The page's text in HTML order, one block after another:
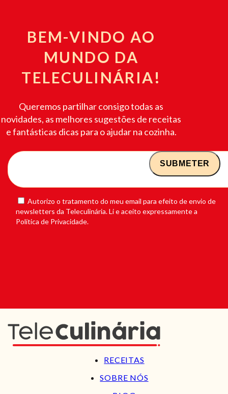
BEM-VINDO AO
MUNDO DA
TELECULINÁRIA!
Queremos partilhar consigo todas as
novidades, as melhores sugestões de receitas
e fantásticas dicas para o ajudar na cozinha.
Autorizo o tratamento do meu email para efeito de envio de
newsletters da Teleculinária. Li e aceito expressamente a
Política de Privacidade.
RECEITAS
SOBRE NÓS